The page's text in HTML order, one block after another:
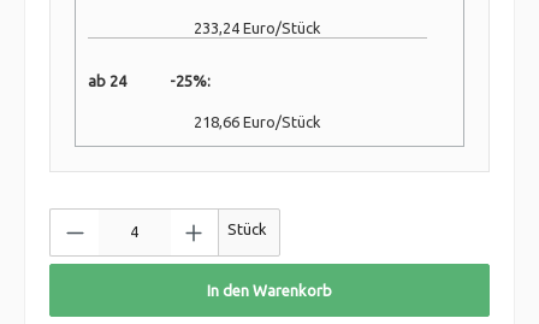
233,24 Euro/Stück
ab 24 -25%:
218,66 Euro/Stück
Stück
In den Warenkorb